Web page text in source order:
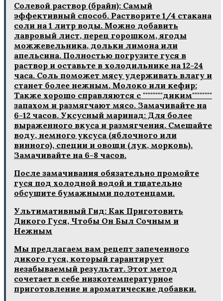
Солевой раствор (брайн): Самый
эффективный способ. Растворите 1/4 стакана
соли на 1 литр воды. Можно добавить
лавровый лист, перец горошком, ягоды
можжевельника, дольки лимона или
апельсина. Полностью погрузите гуся в
раствор и оставьте в холодильнике на 12-24
часа. Соль поможет мясу удерживать влагу и
станет более нежным. Молоко или кефир:
Также хорошо справляются с """"""""диким""""""""
запахом и размягчают мясо. Замачивайте на
6-12 часов. Уксусный маринад: Для более
выраженного вкуса и размягчения. Смешайте
воду, немного уксуса (яблочного или
винного), специи и овощи (лук, морковь).
Замачивайте на 6-8 часов.
После замачивания обязательно промойте
гуся под холодной водой и тщательно
обсушите бумажными полотенцами.
Ультимативный Гид: Как Приготовить
Дикого Гуся, Чтобы Он Был Сочным и
Нежным
Мы предлагаем вам рецепт запеченного
дикого гуся, который гарантирует
незабываемый результат. Этот метод
сочетает в себе низкотемпературное
приготовление и ароматические добавки.